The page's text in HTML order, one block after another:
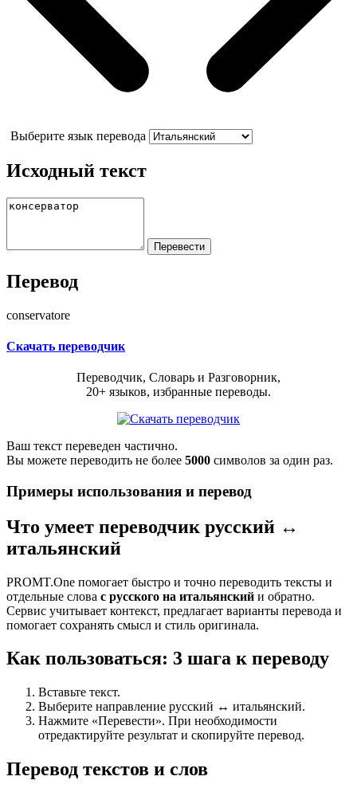
Выберите язык перевода
Исходный текст
Перевод
conservatore
Скачать переводчик
Переводчик, Словарь и Разговорник,
20+ языков, избранные переводы.
Ваш текст переведен частично.
Вы можете переводить не более 5000 символов за один раз.
Примеры использования и перевод
Что умеет переводчик русский ↔
итальянский
PROMT.One помогает быстро и точно переводить тексты и
отдельные слова с русского на итальянский и обратно.
Сервис учитывает контекст, предлагает варианты перевода и
помогает сохранять смысл и стиль оригинала.
Как пользоваться: 3 шага к переводу
Вставьте текст.
Выберите направление русский ↔ итальянский.
Нажмите «Перевести». При необходимости
отредактируйте результат и скопируйте перевод.
Перевод текстов и слов